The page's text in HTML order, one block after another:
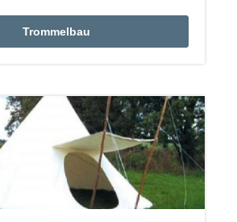
Trommelbau